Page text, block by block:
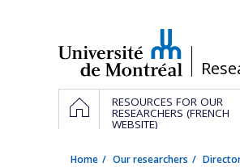
/
Navigation
principale
HOMERESOURCES FOR OUR
RESEARCHERS (FRENCH
WEBSITE)
Home Our researchers